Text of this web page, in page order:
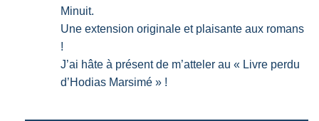
Minuit.
Une extension originale et plaisante aux romans
!
J’ai hâte à présent de m’atteler au « Livre perdu
d’Hodias Marsimé » !